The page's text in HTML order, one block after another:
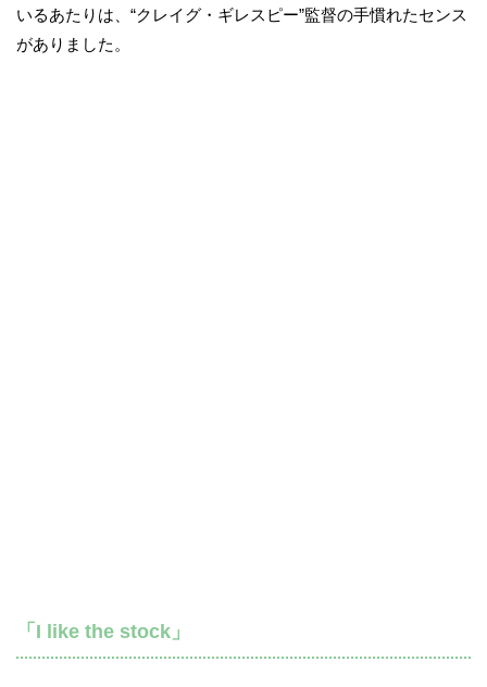
いるあたりは、“クレイグ・ギレスピー”監督の手慣れたセンス
がありました。
「I like the stock」